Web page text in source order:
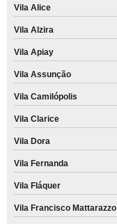
Vila Alice
Vila Alzira
Vila Apiay
Vila Assunção
Vila Camilópolis
Vila Clarice
Vila Dora
Vila Fernanda
Vila Fláquer
Vila Francisco Mattarazzo